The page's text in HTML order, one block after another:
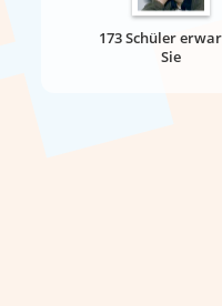
173 Schüler
Sie